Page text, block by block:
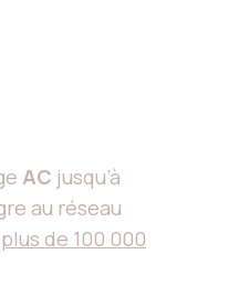
AC jusqu’à
au réseau
plus de 100 000